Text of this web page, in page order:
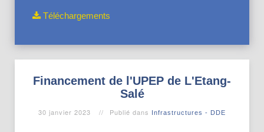
Téléchargements
Financement de l'UPEP de L'Etang-
Salé
30 janvier 2023 Publié dans Infrastructures - DDE